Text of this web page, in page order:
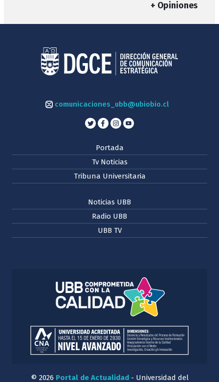
+ Opiniones
comunicaciones_ubb@ubiobio.cl
Portada
Tv Noticias
Tribuna Universitaria
Noticias UBB
Radio UBB
UBB TV
© 2026 Portal de Actualidad- Universidad del